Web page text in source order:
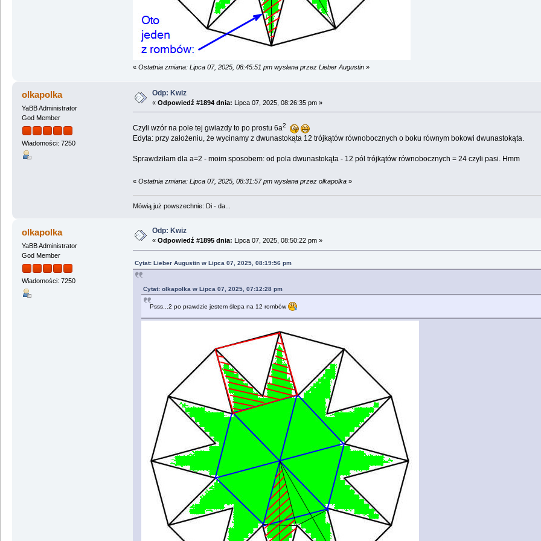
« Ostatnia zmiana: Lipca 07, 2025, 08:45:51 pm wysłana przez Lieber Augustin»
olkapolka
YaBB Administrator
God Member
Wiadomości: 7250
Odp: Kwiz
« Odpowiedź #1894 dnia: Lipca 07, 2025, 08:26:35 pm »
Czyli wzór na pole tej gwiazdy to po prostu 6a2
Edyta: przy założeniu, że wycinamy z dwunastokąta 12 trójkątów równobocznych o boku równym bokowi dwunastokąta.
Sprawdziłam dla a=2 - moim sposobem: od pola dwunastokąta - 12 pól trójkątów równobocznych = 24 czyli pasi. Hmm
« Ostatnia zmiana: Lipca 07, 2025, 08:31:57 pm wysłana przez olkapolka»
Mówią już powszechnie: Di - da...
olkapolka
YaBB Administrator
God Member
Wiadomości: 7250
Odp: Kwiz
« Odpowiedź #1895 dnia: Lipca 07, 2025, 08:50:22 pm »
Cytat: Lieber Augustin w Lipca 07, 2025, 08:19:56 pm
Cytat: olkapolka w Lipca 07, 2025, 07:12:28 pm
Psss...2 po prawdzie jestem ślepa na 12 rombów